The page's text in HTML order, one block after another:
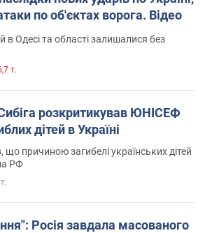
по об'єктах ворога. Відео
в Одесі та області залишалися без
т.
розкритикував ЮНІСЕФ
дітей в Україні
причиною загибелі українських дітей
РФ
Росія завдала масованого